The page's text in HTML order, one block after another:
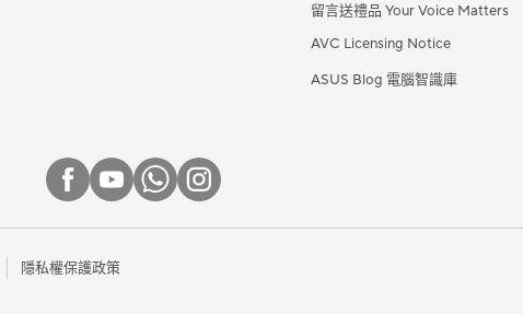
留言送禮品 Your Voice Matters
AVC Licensing Notice
ASUS Blog 電腦智識庫
隱私權保護政策